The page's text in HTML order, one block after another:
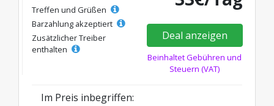
Treffen und Grüßen
Barzahlung akzeptiert
Zusätzlicher Treiber
enthalten
Deal anzeigen
Beinhaltet Gebühren und
Steuern (VAT)
Im Preis inbegriffen: